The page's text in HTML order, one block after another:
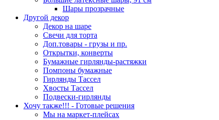
Шары прозрачные
Другой декор
Декор на шаре
Свечи для торта
Доп.товары - грузы и пр.
Открытки, конверты
Бумажные гирлянды-растяжки
Помпоны бумажные
Гирлянды Тассел
Хвосты Тассел
Подвески-гирлянды
Хочу также!!! - Готовые решения
Мы на маркет-плейсах